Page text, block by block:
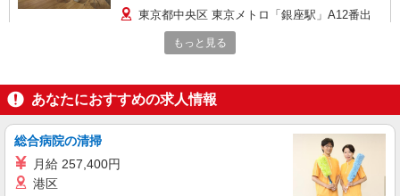
東京都中央区 東京メトロ「銀座駅」A12番出
口直結、「銀座一丁目駅」9番出口より徒歩3分
正社員
ソフトバンク水天宮店
ソフトバンクショップの携帯販売スタッフ
月給 235,000円 〜 250,000円 固定残業代:
25,000円 〜 40,000円（15時間相当） ＊時間外手
もっと見る
あなたにおすすめの求人情報
総合病院の清掃
月給 257,400円
港区